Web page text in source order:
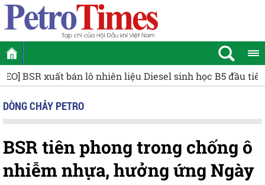
Petrovietnam chung tay cùng Nghệ An xây dựng Trường
DÒNG CHẢY PETRO
BSR tiên phong trong chống ô
nhiễm nhựa, hưởng ứng Ngày